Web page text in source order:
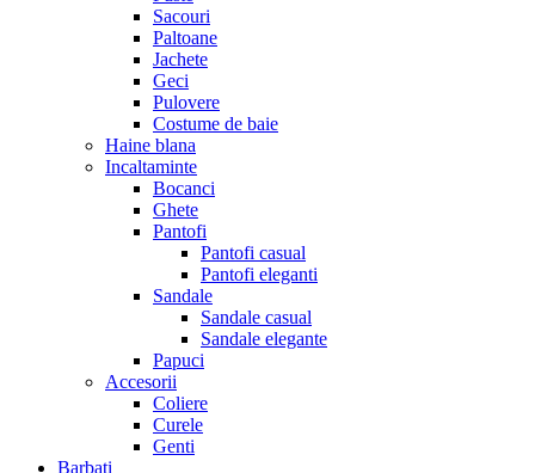
Sacouri
Paltoane
Jachete
Geci
Pulovere
Costume de baie
Haine blana
Incaltaminte
Bocanci
Ghete
Pantofi
Pantofi casual
Pantofi eleganti
Sandale
Sandale casual
Sandale elegante
Papuci
Accesorii
Coliere
Curele
Genti
Barbati